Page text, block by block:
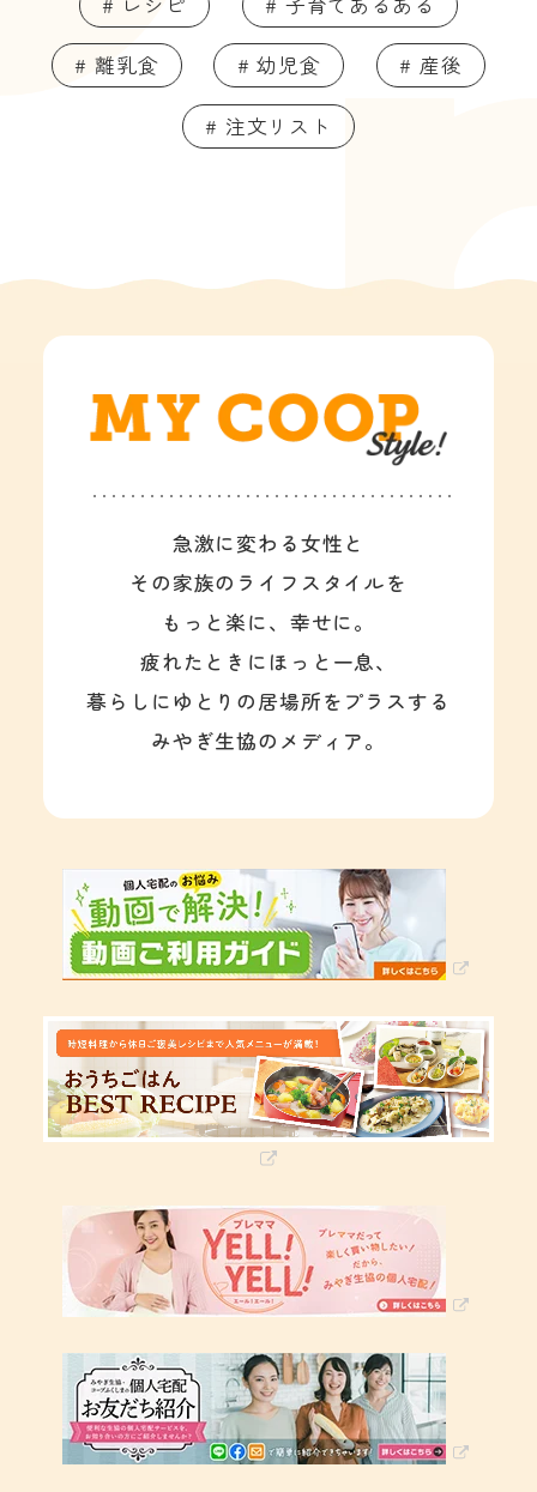
# 離乳食 # 幼児食 # 産後
# 注文リスト
急激に変わる女性と
その家族のライフスタイルを
もっと楽に、幸せに。
疲れたときにほっと一息、
暮らしにゆとりの居場所をプラスする
みやぎ生協のメディア。